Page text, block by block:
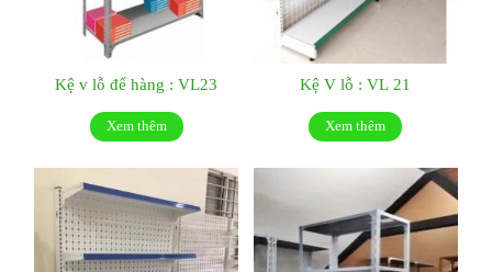
Kệ v lỗ để hàng : VL23
Xem thêm
Kệ V lỗ : VL 21
Xem thêm